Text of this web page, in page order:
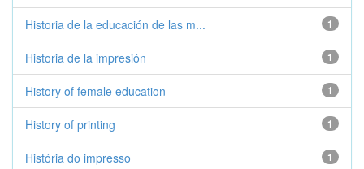
1
Historia de la educación de las m...
1
Historia de la impresión
1
History of female education
1
History of printing
1
História do impresso